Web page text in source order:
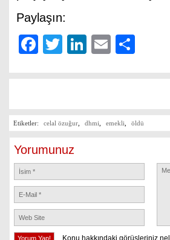
Paylaşın:
Facebook
TwitterLinkedIn
Email
Etiketler: celal özuğur dhmi emekli öldü
Yorumunuz
Konu hakkındaki görüşleriniz